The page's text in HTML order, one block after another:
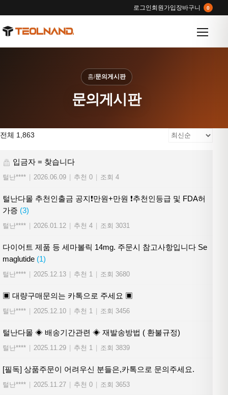
로그인회원가입장바구니 0
홈/문의게시판
문의게시판
전체 1,863
입금자 = 찾습니다
털난**** 2026.06.09 추천 0 조회 4
털난다몰 추천인출금 공지❗만원+만원 ❗추천인등급 및 FDA허
가증 (3)
털난**** 2026.01.12 추천 4 조회 3031
다이어트 제품 등 세마볼릭 14mg. 주문시 참고사항입니다 Se
maglutide (1)
털난**** 2025.12.13 추천 1 조회 3680
▣ 대량구매문의는 카톡으로 주세요 ▣
털난**** 2025.12.10 추천 1 조회 3456
털난다몰 ◈ 배송기간관련 ◈ 재발송방법 ( 환불규정)
털난**** 2025.11.29 추천 1 조회 3839
[필독] 상품주문이 어려우신 분들은,카톡으로 문의주세요.
털난**** 2025.11.27 추천 0 조회 3653